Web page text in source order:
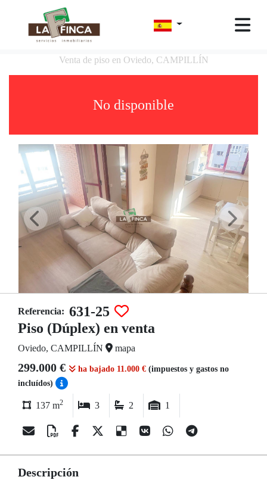
Venta de piso en Oviedo, CAMPILLÍN
No disponible
Referencia: 631-25
Piso (Dúplex) en venta
Oviedo, CAMPILLÍN mapa
299.000 € ha bajado 11.000 € (impuestos y gastos no
incluídos)
137 m2 3 2 1
Descripción